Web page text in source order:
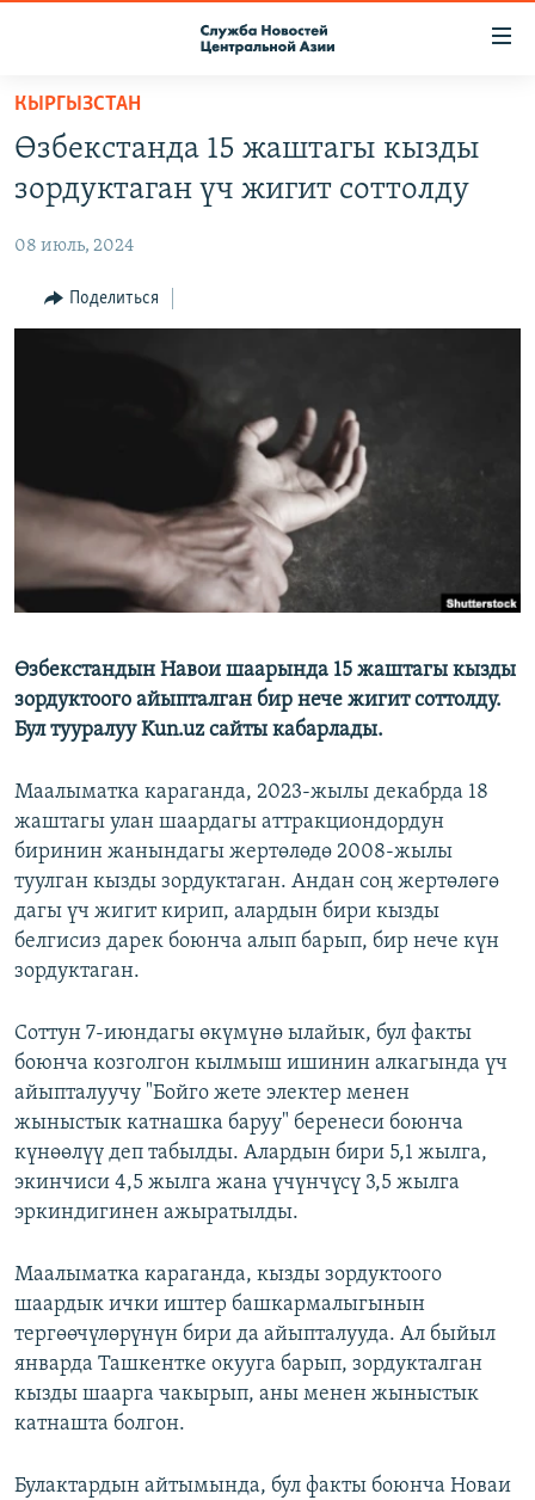
Вернуться
основному
содержанию
Вернутся
навигации
Вернутся
О ПРОЕКТЕ
КОНТАКТЫ
RFE/RL ДИРЕКТ
НАСТОЯЩЕЕ ВРЕМЯ
КЫРГЫЗСТАН
Өзбекстанда 15 жаштагы кызды
зордуктаган үч жигит соттолду
08 июль, 2024
Поделиться
Өзбекстандын Навои шаарында 15 жаштагы кызды
зордуктоого айыпталган бир нече жигит соттолду.
Бул тууралуу Kun.uz сайты кабарлады.
Маалыматка караганда, 2023-жылы декабрда 18
жаштагы улан шаардагы аттракциондордун
биринин жанындагы жертөлөдө 2008-жылы
туулган кызды зордуктаган. Андан соң жертөлөгө
дагы үч жигит кирип, алардын бири кызды
белгисиз дарек боюнча алып барып, бир нече күн
зордуктаган.
Соттун 7-июндагы өкүмүнө ылайык, бул факты
боюнча козголгон кылмыш ишинин алкагында үч
айыпталуучу "Бойго жете электер менен
жыныстык катнашка баруу" беренеси боюнча
күнөөлүү деп табылды. Алардын бири 5,1 жылга,
экинчиси 4,5 жылга жана үчүнчүсү 3,5 жылга
эркиндигинен ажыратылды.
Маалыматка караганда, кызды зордуктоого
шаардык ички иштер башкармалыгынын
тергөөчүлөрүнүн бири да айыпталууда. Ал быйыл
январда Ташкентке окууга барып, зордукталган
кызды шаарга чакырып, аны менен жыныстык
катнашта болгон.
Булактардын айтымында, бул факты боюнча Новаи